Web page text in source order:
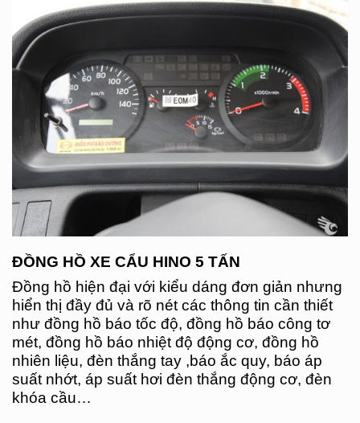
ĐỒNG HỒ XE CẨU HINO 5 TẤN
Đồng hồ hiện đại với kiểu dáng đơn giản nhưng
hiển thị đầy đủ và rõ nét các thông tin cần thiết
như đồng hồ báo tốc độ, đồng hồ báo công tơ
mét, đồng hồ báo nhiệt độ động cơ, đồng hồ
nhiên liệu, đèn thắng tay ,báo ắc quy, báo áp
suất nhớt, áp suất hơi đèn thắng động cơ, đèn
khóa cầu…